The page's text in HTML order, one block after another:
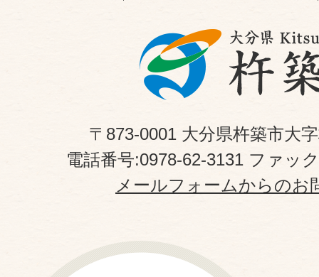
〒873-0001 大分県杵築市大
電話番号:0978-62-3131 ファッ
メールフォームからのお